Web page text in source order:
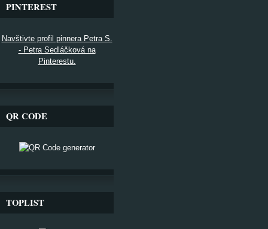
PINTEREST
Navštivte profil pinnera Petra S.
- Petra Sedláčková na
Pinterestu.
QR CODE
TOPLIST